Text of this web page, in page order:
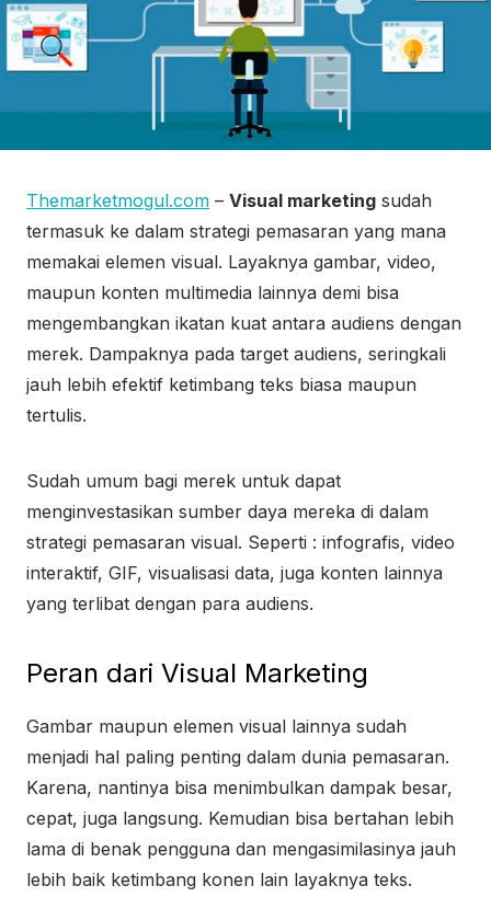
Themarketmogul.com – Visual marketing sudah
termasuk ke dalam strategi pemasaran yang mana
memakai elemen visual. Layaknya gambar, video,
maupun konten multimedia lainnya demi bisa
mengembangkan ikatan kuat antara audiens dengan
merek. Dampaknya pada target audiens, seringkali
jauh lebih efektif ketimbang teks biasa maupun
tertulis.
Sudah umum bagi merek untuk dapat
menginvestasikan sumber daya mereka di dalam
strategi pemasaran visual. Seperti : infografis, video
interaktif, GIF, visualisasi data, juga konten lainnya
yang terlibat dengan para audiens.
Peran dari Visual Marketing
Gambar maupun elemen visual lainnya sudah
menjadi hal paling penting dalam dunia pemasaran.
Karena, nantinya bisa menimbulkan dampak besar,
cepat, juga langsung. Kemudian bisa bertahan lebih
lama di benak pengguna dan mengasimilasinya jauh
lebih baik ketimbang konen lain layaknya teks.